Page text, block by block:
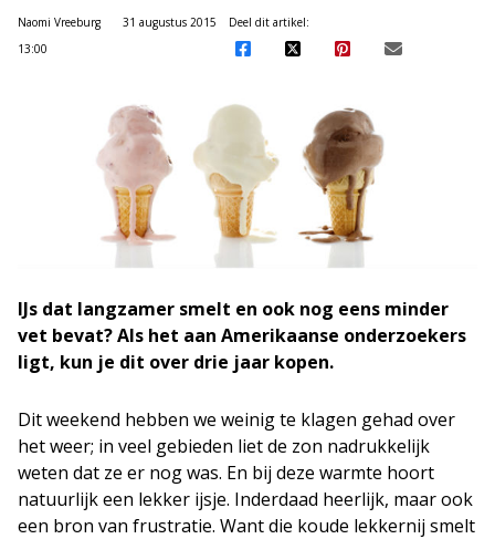
Naomi Vreeburg
31 augustus 2015
13:00
Deel dit artikel:
IJs dat langzamer smelt en ook nog eens minder
vet bevat? Als het aan Amerikaanse onderzoekers
ligt, kun je dit over drie jaar kopen.
Dit weekend hebben we weinig te klagen gehad over
het weer; in veel gebieden liet de zon nadrukkelijk
weten dat ze er nog was. En bij deze warmte hoort
natuurlijk een lekker ijsje. Inderdaad heerlijk, maar ook
een bron van frustratie. Want die koude lekkernij smelt